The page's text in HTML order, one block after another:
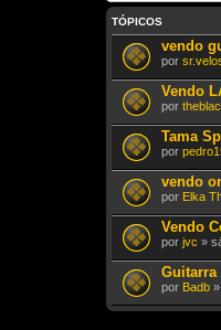
TÓPICOS
vendo
por
Vendo
por
Tama
por
vendo
por Elka
Vendo
por jvc »
Guitarra
por Badb